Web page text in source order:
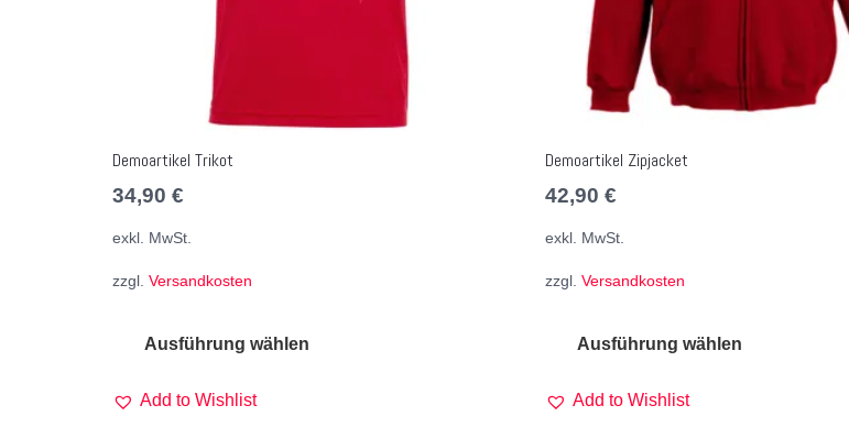
Demoartikel Trikot
34,90 €
exkl. MwSt.
zzgl. Versandkosten
Ausführung wählen
Add to Wishlist
Demoartikel Zipjacket
42,90€
exkl. MwSt.
zzgl.Versandkosten
Ausführung wählen
Add to Wishlist